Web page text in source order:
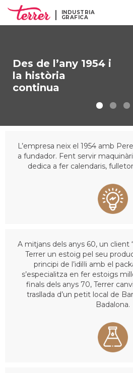
INDUSTRIA
GRAFICA
Des de l’any 1954 i
la història
continua
L’empresa neix el 1954 amb
a fundador. Fent servir
dedica a fer calendaris,
A mitjans dels anys 60, un client
Terrer un estoig pel seu
principi de l’idil·li amb el
s’especialitza en fer estoigs
finals dels anys 70, Terrer
trasllada d’un petit local de
Badalona.